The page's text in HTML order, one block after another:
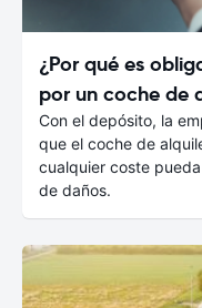
¿Por qué es
por un coche de
Con el depósito, la
que el coche de
cualquier coste
de daños.